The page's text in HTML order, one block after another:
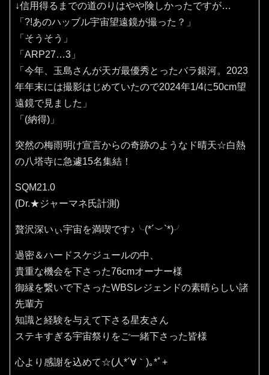
↓信用得るまでの道のりはやや険しかったですが…
「?!あのハッブル宇宙望遠鏡が撮った？」
「そうそう」
「ARP27…3」
「今年、玉島さんが天ガ最優秀とったバラ銀河。2023
年年末には撮影はじめていたので2024年1/4に50cm望
遠鏡で見ました」
「(納得)」
突然の梅雨明け宣言からの奇跡のようなド晴天☆白熱
の八塔寺に急遽15名集結！
SQM21.0
(Dr.★ジャーマネ氏計測)
贅沢深いぃ宇宙を満喫です♪⁠╰⁠(⁠*⁠´⁠︶⁠`⁠*⁠)⁠╯
過密＆ハードスケジュールの中、
貴重な機会を下さった76cmオーナー様
御縁を繋いで下さったWBSレジェンドの素晴らしい諸
先輩方
知識と経験を与えて下さる星友さん
ステキすぎる宇宙祭りをご一緒下さった皆様
心より感謝を込めて☆(⁠人⁠*⁠´⁠∀⁠｀⁠)⁠｡⁠*ﾟ⁠+